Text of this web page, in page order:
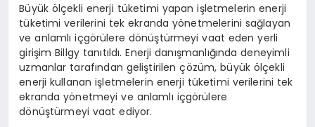
Büyük ölçekli enerji tüketimi yapan işletmelerin enerji
tüketimi verilerini tek ekranda yönetmelerini sağlayan
ve anlamlı içgörülere dönüştürmeyi vaat eden yerli
girişim Billgy tanıtıldı. Enerji danışmanlığında deneyimli
uzmanlar tarafından geliştirilen çözüm, büyük ölçekli
enerji kullanan işletmelerin enerji tüketimi verilerini tek
ekranda yönetmeyi ve anlamlı içgörülere
dönüştürmeyi vaat ediyor.